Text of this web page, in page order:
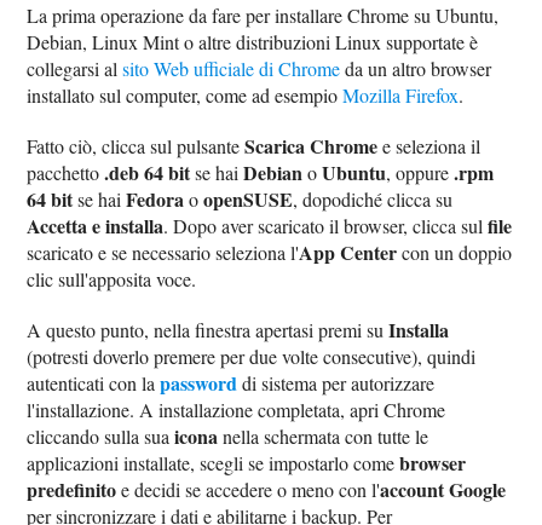
La prima operazione da fare per installare Chrome su Ubuntu,
Debian, Linux Mint o altre distribuzioni Linux supportate è
collegarsi alsito Web ufficiale di Chromeda un altro browser
installato sul computer, come ad esempioMozilla Firefox.
Fatto ciò, clicca sul pulsanteScarica Chromee seleziona il
pacchetto.deb 64 bitse haiDebianoUbuntu, oppure.rpm
64 bitse haiFedoraoopenSUSE, dopodiché clicca su
Accetta e installa. Dopo aver scaricato il browser, clicca sulfile
scaricato e se necessario seleziona l'App Centercon un doppio
clic sull'apposita voce.
A questo punto, nella finestra apertasi premi suInstalla
(potresti doverlo premere per due volte consecutive), quindi
autenticati con lapassworddi sistema per autorizzare
l'installazione. A installazione completata, apri Chrome
cliccando sulla suaiconanella schermata con tutte le
applicazioni installate, scegli se impostarlo comebrowser
predefinitoe decidi se accedere o meno con l'account Google
per sincronizzare i dati e abilitarne i backup. Per